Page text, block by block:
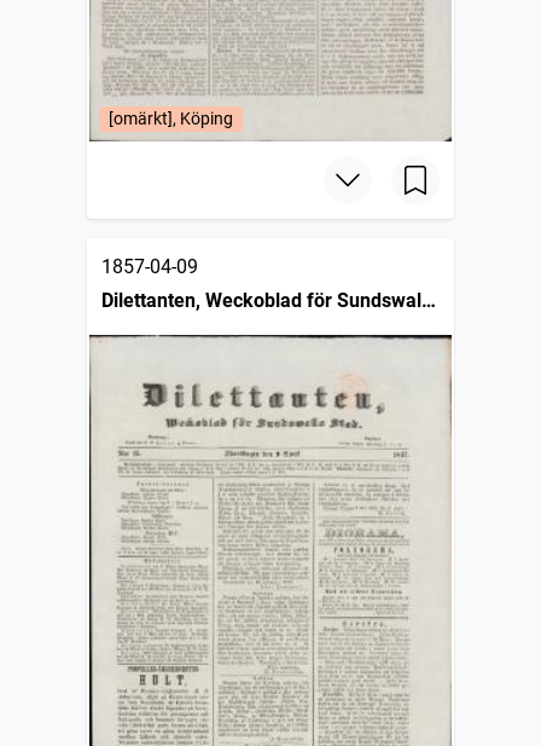
[omärkt], Köping
1857-04-09
Dilettanten, Weckoblad för Sundswalls
stad